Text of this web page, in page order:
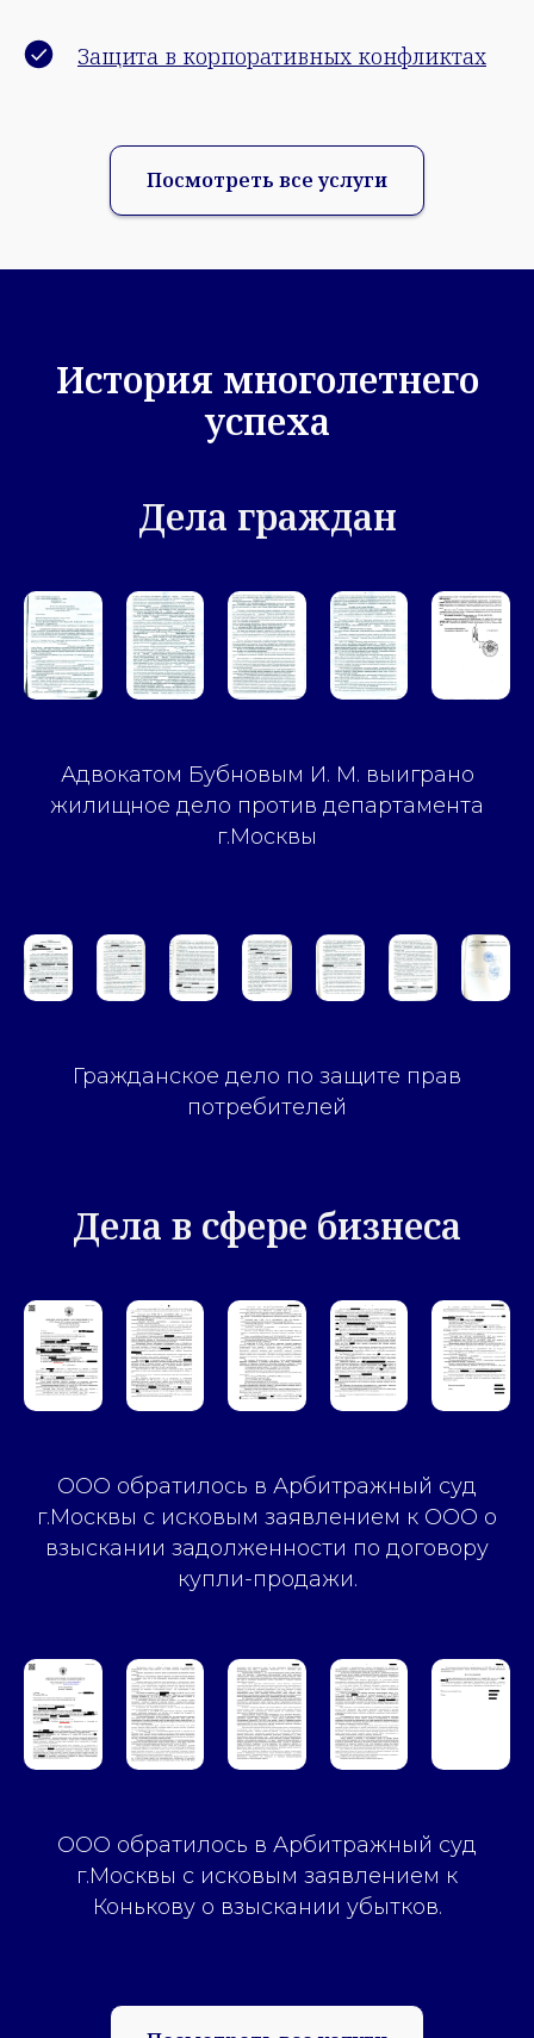
Защита в корпоративных конфликтах
Посмотреть все услуги
История многолетнего
успеха
Дела граждан
Адвокатом Бубновым И. М. выиграно
жилищное дело против департамента
г.Москвы
Гражданское дело по защите прав
потребителей
Дела в сфере бизнеса
ООО обратилось в Арбитражный суд
г.Москвы с исковым заявлением к ООО о
взыскании задолженности по договору
купли-продажи.
ООО обратилось в Арбитражный суд
г.Москвы с исковым заявлением к
Конькову о взыскании убытков.